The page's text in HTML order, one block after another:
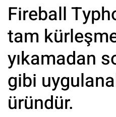
Fireball
tam
yıkamadan
gibi
üründür.